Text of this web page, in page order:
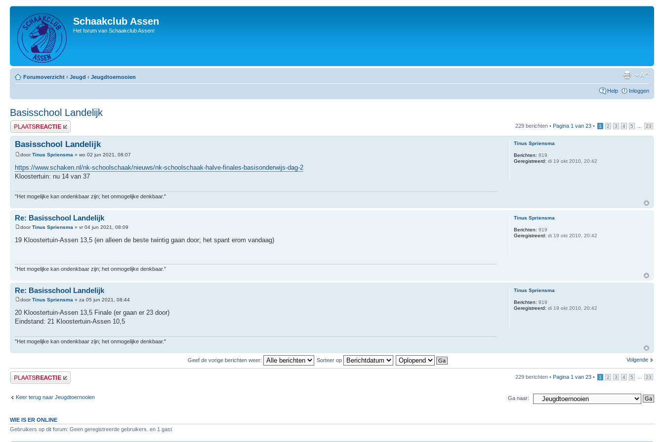
Schaakclub Assen
Het forum van Schaakclub Assen!
Forumoverzicht ‹ Jeugd ‹ Jeugdtoernooien
Help Inloggen
Basisschool Landelijk
Plaats een reactie 229 berichten • Pagina 1 van 23 • 1 2 3 4 5 23
Basisschool Landelijk
doorTinus Spriensma » wo 02 jun 2021, 08:07
https://www.schaken.nl/nk-schoolschaak/nieuws/nk-schoolschaak-halve-finales-basisonderwijs-dag-2
Kloostertuin: nu 14 van 37
"Het mogelijke kan ondenkbaar zijn; het onmogelijke denkbaar."
Tinus Spriensma
Berichten: 819
Geregistreerd: di 19 okt 2010, 20:42
Re: Basisschool Landelijk
doorTinus Spriensma » vr 04 jun 2021, 08:09
19 Kloostertuin-Assen 13,5 (en alleen de beste twintig gaan door; het spant erom vandaag)
"Het mogelijke kan ondenkbaar zijn; het onmogelijke denkbaar."
Tinus Spriensma
Berichten: 819
Geregistreerd: di 19 okt 2010, 20:42
Re: Basisschool Landelijk
doorTinus Spriensma » za 05 jun 2021, 08:44
20 Kloostertuin-Assen 13,5 Finale (er gaan er 23 door)
Eindstand: 21 Kloostertuin-Assen 10,5
"Het mogelijke kan ondenkbaar zijn; het onmogelijke denkbaar."
Tinus Spriensma
Berichten: 819
Geregistreerd: di 19 okt 2010, 20:42
Volgende
Geef de vorige berichten weer: Sorteer op
Plaats een reactie 229 berichten • Pagina 1 van 23 • 1 2 3 4 5 23
Keer terug naar Jeugdtoernooien Ga naar:
WIE IS ER ONLINE
Gebruikers op dit forum: Geen geregistreerde gebruikers. en 1 gast